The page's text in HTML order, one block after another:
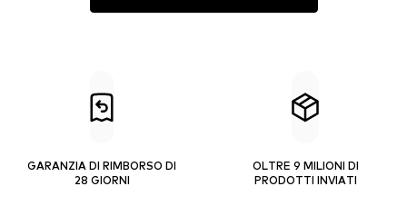
GARANZIA DI RIMBORSO DI
28 GIORNI
OLTRE 9 MILIONI DI
PRODOTTI INVIATI